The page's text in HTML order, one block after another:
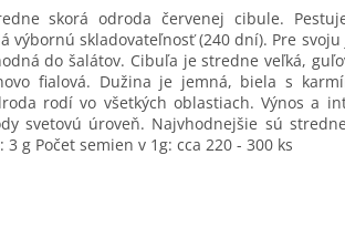
skorá odroda červenej cibule.
výbornú skladovateľnosť (240 dní). Pre
do šalátov. Cibuľa je stredne veľká,
fialová. Dužina je jemná, biela s
rodí vo všetkých oblastiach. Výnos a
svetovú úroveň. Najvhodnejšie sú
g Počet semien v 1g: cca 220 - 300 ks